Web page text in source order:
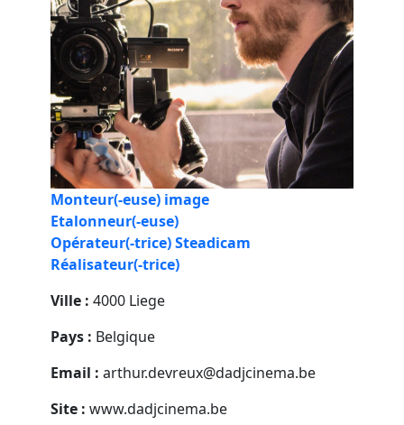
Monteur(-euse) image
Etalonneur(-euse)
Opérateur(-trice) Steadicam
Réalisateur(-trice)
Ville : 4000 Liege
Pays : Belgique
Email : arthur.devreux@dadjcinema.be
Site : www.dadjcinema.be